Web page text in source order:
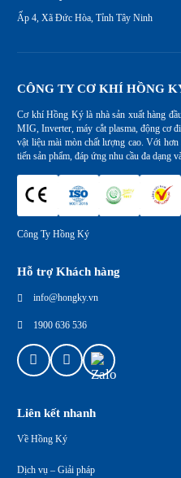
Ấp 4, Xã Đức Hòa, Tỉnh Tây Ninh
CÔNG TY CƠ KHÍ HỒNG
Cơ khí Hồng Ký là nhà sản xuất hàng
MIG, Inverter, máy cắt plasma, động cơ
vật liệu mài mòn chất lượng cao. Với
tiến sản phẩm, đáp ứng nhu cầu đa dạng
Công Ty Hồng Ký
Hỗ trợ Khách hàng
info@hongky.vn
1900 636 536
Liên kết nhanh
Về Hồng Ký
Dịch vụ – Giải pháp